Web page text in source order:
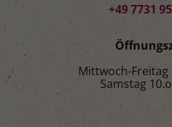
+49 7731
Mittwoch-Freitag
Samstag